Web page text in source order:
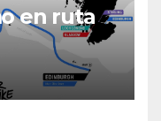
en ruta